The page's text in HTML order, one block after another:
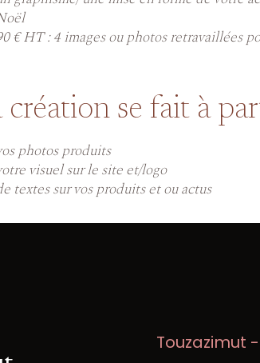
€ HT : 4 images ou photos retravaillées
création se fait à
photos produits
visuel sur le site et/logo
textes sur vos produits et ou actus
Touzazimut